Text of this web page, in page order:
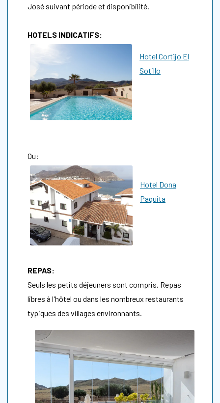
José suivant période et disponibilité.
HOTELS INDICATIFS:
Hotel Cortijo El
Sotillo
Ou:
Hotel Dona
Paquita
REPAS:
Seuls les petits déjeuners sont compris. Repas
libres à l'hôtel ou dans les nombreux restaurants
typiques des villages environnants.